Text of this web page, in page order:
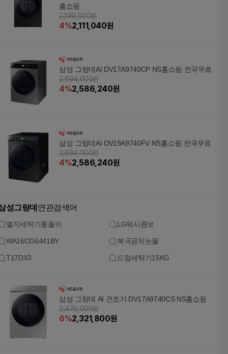
홈쇼핑
2,199,000원
4%2,111,040원
삼성 그랑데AI DV17A9740CP NS홈쇼핑 전국무료
2,694,000원
4%2,586,240원
삼성 그랑데AI DV19A9740FV NS홈쇼핑 전국무료
2,694,000원
4%2,586,240원
성그랑데 연관검색어
엘지세탁기통돌이 LG워시콤보
WA16CG6441BY 북극곰의눈물
T17DX3 드럼세탁기15KG
삼성 그랑데 AI 건조기 DV17A9740CS NS홈쇼핑
2,470,000원
6%2,321,800원